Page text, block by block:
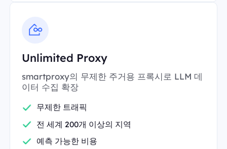
Unlimited Proxy
smartproxy의 무제한 주거용 프록시로 LLM 데
이터 수집 확장
무제한 트래픽
전 세계 200개 이상의 지역
예측 가능한 비용